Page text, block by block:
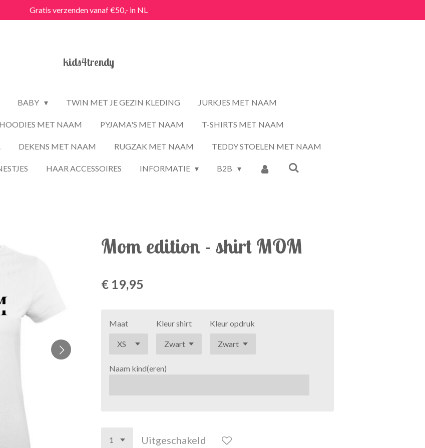
Gratis verzenden vanaf €50,- in NL
kids4trendy
BABY TWIN MET JE GEZIN KLEDING JURKJES MET NAAM
HOODIES MET NAAM PYJAMA'S MET NAAM T-SHIRTS MET NAAM
DEKENS MET NAAM RUGZAK MET NAAM TEDDY STOELEN MET NAAM
HAAR ACCESSOIRES INFORMATIE B2B
Mom edition - shirt MOM
€ 19,95
Maat Kleur shirt Kleur opdruk
Naam kind(eren)
Uitgeschakeld